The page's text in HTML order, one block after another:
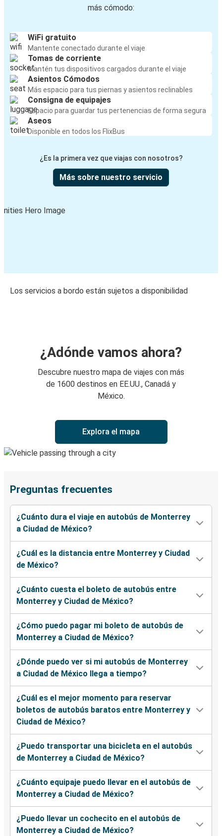
más cómodo:
WiFi gratuito
Mantente conectado durante el viaje
Tomas de corriente
Mantén tus dispositivos cargados durante el viaje
Asientos Cómodos
Más espacio para tus piernas y asientos reclinables
Consigna de equipajes
Espacio para guardar tus pertenencias de forma segura
Aseos
Disponible en todos los FlixBus
¿Es la primera vez que viajas con nosotros?
Más sobre nuestro servicio
Los servicios a bordo están sujetos a disponibilidad
¿Adónde vamos ahora?
Descubre nuestro mapa de viajes con más
de 1600 destinos en EE.UU., Canadá y
México.
Explora el mapa
Preguntas frecuentes
¿Cuánto dura el viaje en autobús de Monterrey
a Ciudad de México?
¿Cuál es la distancia entre Monterrey y Ciudad
de México?
¿Cuánto cuesta el boleto de autobús entre
Monterrey y Ciudad de México?
¿Cómo puedo pagar mi boleto de autobús de
Monterrey a Ciudad de México?
¿Dónde puedo ver si mi autobús de Monterrey
a Ciudad de México llega a tiempo?
¿Cuál es el mejor momento para reservar
boletos de autobús baratos entre Monterrey y
Ciudad de México?
¿Puedo transportar una bicicleta en el autobús
de Monterrey a Ciudad de México?
¿Cuánto equipaje puedo llevar en el autobús de
Monterrey a Ciudad de México?
¿Puedo llevar un cochecito en el autobús de
Monterrey a Ciudad de México?